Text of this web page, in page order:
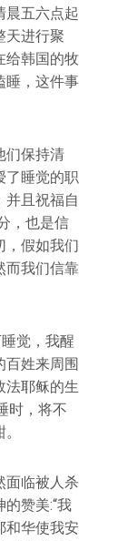
晨五六点起
天进行聚
给韩国的牧
睡，这件事
们保持清
了睡觉的职
并且祝福自
，也是信
，假如我们
而我们信靠
觉，我醒
百姓来周围
法耶稣的生
时，将不
面临被人杀
赞美:“我
和华使我安